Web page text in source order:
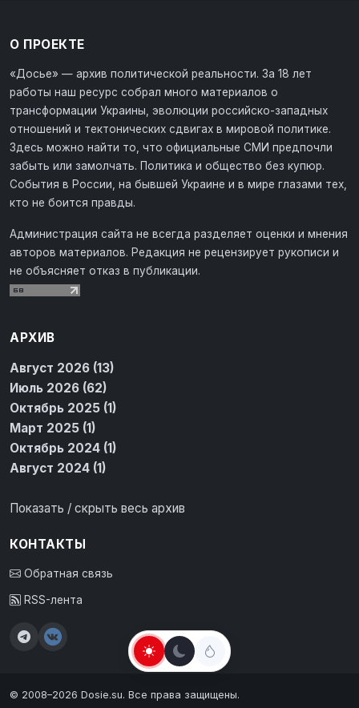
О ПРОЕКТЕ
«Досье» — архив политической реальности. За 18 лет
работы наш ресурс собрал много материалов о
трансформации Украины, эволюции российско-западных
отношений и тектонических сдвигах в мировой политике.
Здесь можно найти то, что официальные СМИ предпочли
забыть или замолчать. Политика и общество без купюр.
События в России, на бывшей Украине и в мире глазами тех,
кто не боится правды.
Администрация сайта не всегда разделяет оценки и мнения
авторов материалов. Редакция не рецензирует рукописи и
не объясняет отказ в публикации.
АРХИВ
Август 2026 (13)
Июль 2026 (62)
Октябрь 2025 (1)
Март 2025 (1)
Октябрь 2024 (1)
Август 2024 (1)
Показать / скрыть весь архив
КОНТАКТЫ
Обратная связь
RSS-лента
© 2008–2026 Dosie.su. Все права защищены.